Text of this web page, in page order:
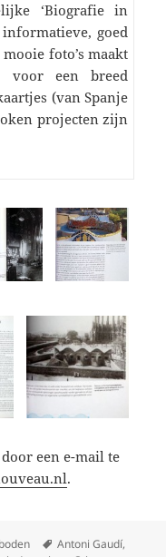
‘Biografie in
goed
foto’s maakt
voor een breed
(van Spanje
projecten zijn
een e-mail te
.
Tags
Antoni Gaudí,